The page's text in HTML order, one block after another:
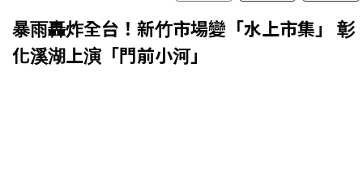
暴雨轟炸全台！新竹市場變「水上市集」 彰
化溪湖上演「門前小河」